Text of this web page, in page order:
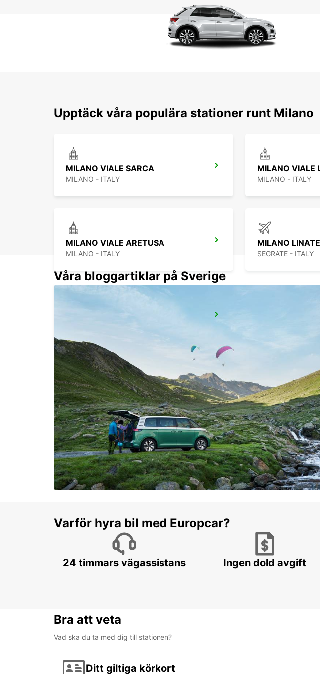
Upptäck våra populära stationer runt Milano
MILANO VIALE SARCA
MILANO - ITALY
MILANO VIALE
MILANO - ITALY
MILANO VIALE ARETUSA
MILANO - ITALY
MILANO
SEGRATE - ITALY
Våra bloggartiklar på Sverige
Varför hyra bil med Europcar?
24 timmars vägassistans Ingen dold avgift
Bra att veta
Vad ska du ta med dig till stationen?
Ditt giltiga körkort